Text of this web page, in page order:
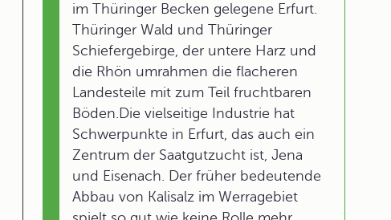
im Thüringer Becken gelegene Erfurt.
Thüringer Wald und Thüringer
Schiefergebirge, der untere Harz und
die Rhön umrahmen die flacheren
Landesteile mit zum Teil fruchtbaren
Böden.Die vielseitige Industrie hat
Schwerpunkte in Erfurt, das auch ein
Zentrum der Saatgutzucht ist, Jena
und Eisenach. Der früher bedeutende
Abbau von Kalisalz im Werragebiet